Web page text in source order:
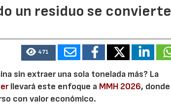
un residuo se convierte
471
sin extraer una sola tonelada más? La
llevará este enfoque a MMH 2026, donde
con valor económico.